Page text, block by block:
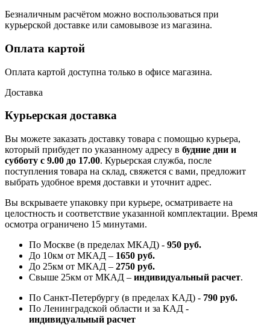
Безналичным расчётом можно воспользоваться при
курьерской доставке или самовывозе из магазина.
Оплата картой
Оплата картой доступна только в офисе магазина.
Доставка
Курьерская доставка
Вы можете заказать доставку товара с помощью курьера,
который прибудет по указанному адресу в будние дни и
субботу с 9.00 до 17.00. Курьерская служба, после
поступления товара на склад, свяжется с вами, предложит
выбрать удобное время доставки и уточнит адрес.
Вы вскрываете упаковку при курьере, осматриваете на
целостность и соответствие указанной комплектации. Время
осмотра ограничено 15 минутами.
По Москве (в пределах МКАД) - 950 руб.
До 10км от МКАД – 1650 руб.
До 25км от МКАД – 2750 руб.
Свыше 25км от МКАД – индивидуальный расчет.
По Санкт-Петербургу (в пределах КАД) - 790 руб.
По Ленинградской области и за КАД -
индивидуальный расчет